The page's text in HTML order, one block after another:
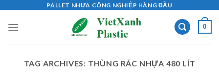
content
PALLET NHỰA CÔNG NGHIỆP HÀNG ĐẦU
0
TAG ARCHIVES: THÙNG RÁC NHỰA 480 LÍT